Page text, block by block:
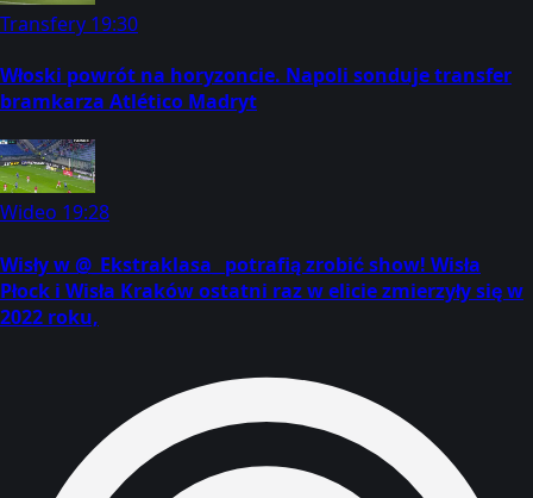
Transfery 19:30
Włoski powrót na horyzoncie. Napoli sonduje transfer
bramkarza Atlético Madryt
Wideo 19:28
Wisły w @_Ekstraklasa_ potrafią zrobić show! Wisła
Płock i Wisła Kraków ostatni raz w elicie zmierzyły się w
2022 roku,